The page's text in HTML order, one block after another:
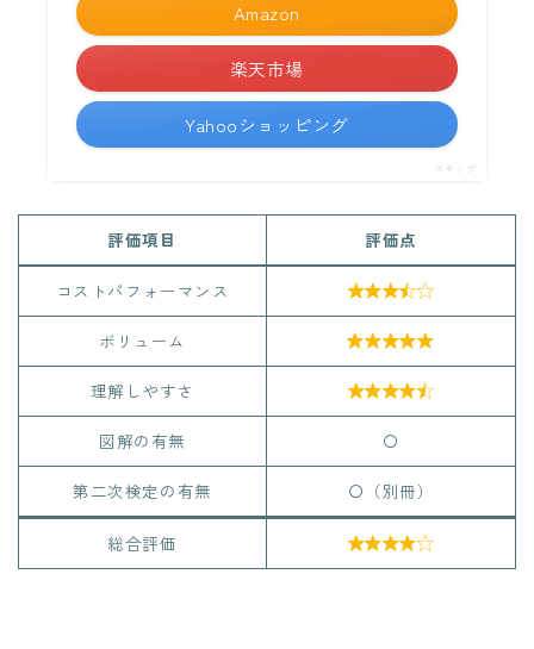
Amazon
楽天市場
Yahooショッピング
ポチップ
評価項目 評価点
コストパフォーマンス 
ボリューム 
理解しやすさ 
図解の有無 〇
第二次検定の有無 〇（別冊）
総合評価 